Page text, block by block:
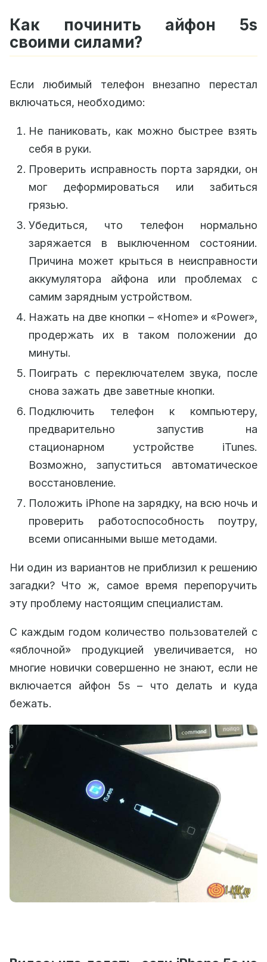
Как починить айфон 5s
своими силами?
Если любимый телефон внезапно перестал
включаться, необходимо:
Не паниковать, как можно быстрее взять
себя в руки.
Проверить исправность порта зарядки, он
мог деформироваться или забиться
грязью.
Убедиться, что телефон нормально
заряжается в выключенном состоянии.
Причина может крыться в неисправности
аккумулятора айфона или проблемах с
самим зарядным устройством.
Нажать на две кнопки – «Home» и «Power»,
продержать их в таком положении до
минуты.
Поиграть с переключателем звука, после
снова зажать две заветные кнопки.
Подключить телефон к компьютеру,
предварительно запустив на
стационарном устройстве iTunes.
Возможно, запуститься автоматическое
восстановление.
Положить iPhone на зарядку, на всю ночь и
проверить работоспособность поутру,
всеми описанными выше методами.
Ни один из вариантов не приблизил к решению
загадки? Что ж, самое время перепоручить
эту проблему настоящим специалистам.
С каждым годом количество пользователей с
«яблочной» продукцией увеличивается, но
многие новички совершенно не знают, если не
включается айфон 5s – что делать и куда
бежать.